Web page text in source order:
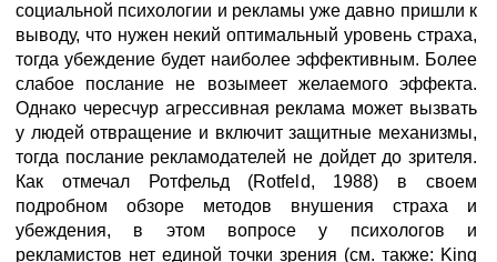
социальной психологии и рекламы уже давно пришли к
выводу, что нужен некий оптимальный уровень страха,
тогда убеждение будет наиболее эффективным. Более
слабое послание не возымеет желаемого эффекта.
Однако чересчур агрессивная реклама может вызвать
у людей отвращение и включит защитные механизмы,
тогда послание рекламодателей не дойдет до зрителя.
Как отмечал Ротфельд (Rotfeld, 1988) в своем
подробном обзоре методов внушения страха и
убеждения, в этом вопросе у психологов и
рекламистов нет единой точки зрения (см. также: King